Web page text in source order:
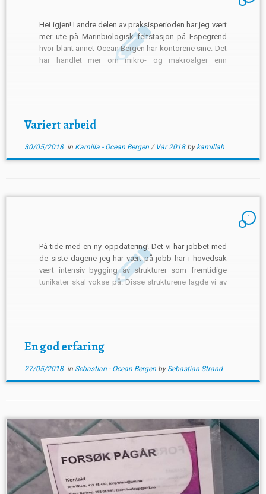
Hei igjen! I andre delen av praksisperioden har jeg vært
mer ute på Marinbiologisk feltstasjon på Espegrend
hvor blant annet Ocean Bergen har kontorene sine. Det
har handlet mer om mikro- og makroalger enn
Variert arbeid
30/05/2018in Kamilla - Ocean Bergen / Vår 2018 by kamillah
1
På tide med en ny oppdatering! Det vi har jobbet med
de siste dagene jeg har vært på jobb har i hovedsak
vært intensiv bygging av strukturer som fremtidige
tunikater skal vokse på. Disse strukturene lagde vi av
En god erfaring
27/05/2018in Sebastian - Ocean Bergen by Sebastian Strand